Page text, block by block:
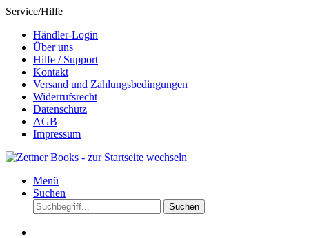
Service/Hilfe
Händler-Login
Über uns
Hilfe / Support
Kontakt
Versand und Zahlungsbedingungen
Widerrufsrecht
Datenschutz
AGB
Impressum
Menü
Suchen
Suchen